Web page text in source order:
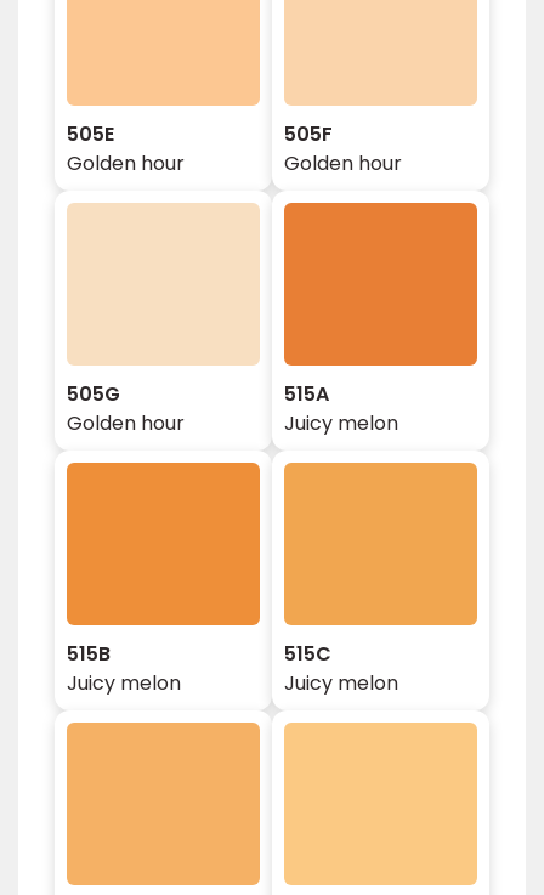
505E
Golden hour
505F
Golden hour
505G
Golden hour
515A
Juicy melon
515B
Juicy melon
515C
Juicy melon